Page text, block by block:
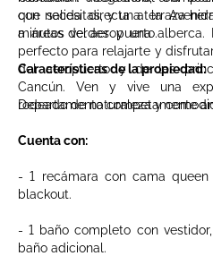
que necesitas, y una terraza
a áreas verdes y una alberca.
perfecto para relajarte y
del aeropuerto y de las
Cancún. Ven y vive una
rodeado de naturaleza y
con salida directa a la
minutos del aeropuerto.
Características de la propiedad:
Departamento competamente
Cuenta con:
- 1 recámara con cama
blackout.
- 1 baño completo con
baño adicional.